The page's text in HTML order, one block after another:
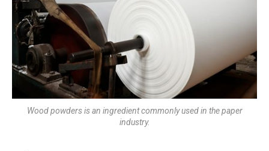
Wood powders is an ingredient commonly used in the paper
industry.